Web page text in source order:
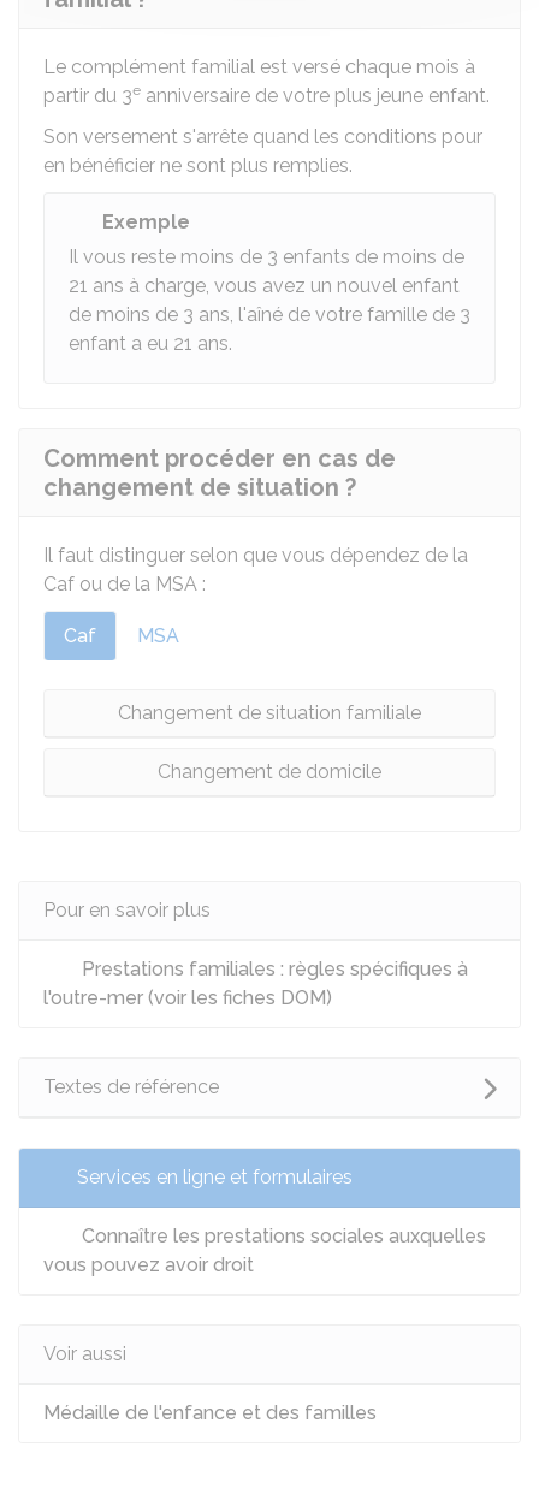
Le complément familial est versé chaque mois à
partir du 3e anniversaire de votre plus jeune enfant.
Son versement s'arrête quand les conditions pour
en bénéficier ne sont plus remplies.
Exemple
Il vous reste moins de 3 enfants de moins de
21 ans à charge, vous avez un nouvel enfant
de moins de 3 ans, l'aîné de votre famille de 3
enfant a eu 21 ans.
Comment procéder en cas de
changement de situation ?
Il faut distinguer selon que vous dépendez de la
Caf ou de la MSA :
Caf MSA
Changement de situation familiale
Changement de domicile
Pour en savoir plus
Prestations familiales : règles spécifiques à
l'outre-mer (voir les fiches DOM)
Textes de référence
Services en ligne et formulaires
Connaître les prestations sociales auxquelles
vous pouvez avoir droit
Voir aussi
Médaille de l'enfance et des familles